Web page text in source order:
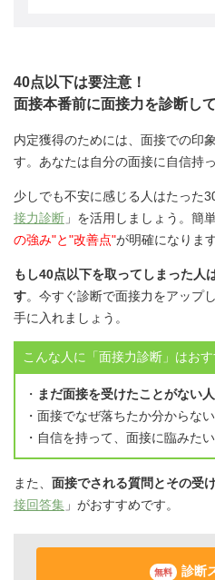
40点以下は要注意！
面接本番前に面接力を診断し
内定獲得のためには、面接での印
す。あなたは自分の面接に自信持
少しでも不安に感じる人はたった
接力診断 」を活用しましょう。簡
の強み"と"改善点"が明確になります
もし40点以下を取ってしまった人
す。今すぐ診断で面接力をアップ
手に入れましょう。
こんな人に「面接力診断」はおす
・ まだ面接を受けたことがない人
・面接でなぜ落ちたか分からな
・自信を持って、面接に臨みた
また、 面接でされる質問とその受
接回答集 」がおすすめです。
無料 診断